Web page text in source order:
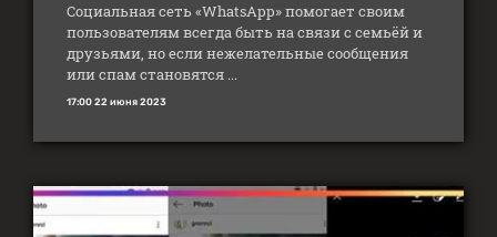
Социальная сеть «WhatsApp» помогает своим
пользователям всегда быть на связи с семьёй и
друзьями, но если нежелательные сообщения
или спам становятся ...
17:00 22 июня 2023